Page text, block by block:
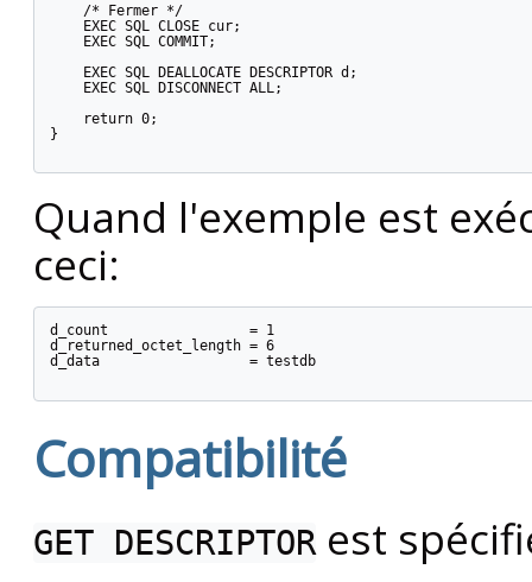
    /* Fermer */
    EXEC SQL CLOSE cur;
    EXEC SQL COMMIT;
    EXEC SQL DEALLOCATE DESCRIPTOR d;
    EXEC SQL DISCONNECT ALL;
    return 0;
}
Quand l'exemple est
ceci:
d_count                 = 1
d_returned_octet_length = 6
d_data                  = testdb
Compatibilité
GET DESCRIPTORest